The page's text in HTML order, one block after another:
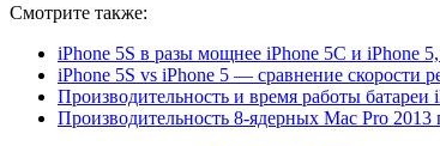
Смотрите также:
iPhone 5S в разы мощнее iPhone 5C и iPhone
iPhone 5S vs iPhone 5 — сравнение скорости
Производительность и время работы батареи
Производительность 8-ядерных Mac Pro